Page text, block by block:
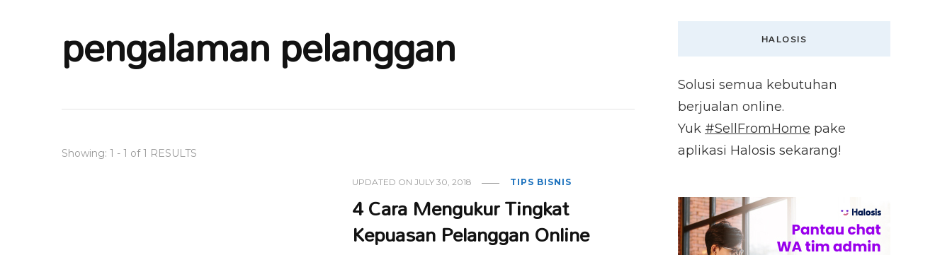
pengalaman pelanggan
Showing: 1 - 1 of 1 RESULTS
UPDATED ONJULY 30, 2018 TIPS BISNIS
4 Cara Mengukur Tingkat
Kepuasan Pelanggan Online
HALOSIS
Solusi semua kebutuhan
berjualan online.
Yuk #SellFromHome pake
aplikasi Halosis sekarang!